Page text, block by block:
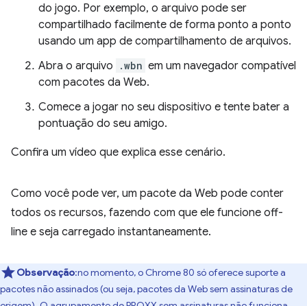
do jogo. Por exemplo, o arquivo pode ser
compartilhado facilmente de forma ponto a ponto
usando um app de compartilhamento de arquivos.
Abra o arquivo
.wbn em um navegador compatível
com pacotes da Web.
Comece a jogar no seu dispositivo e tente bater a
pontuação do seu amigo.
Confira um vídeo que explica esse cenário.
Como você pode ver, um pacote da Web pode conter
todos os recursos, fazendo com que ele funcione off-
line e seja carregado instantaneamente.
Observação:no momento, o Chrome 80 só oferece suporte a
pacotes não assinados (ou seja, pacotes da Web sem assinaturas de